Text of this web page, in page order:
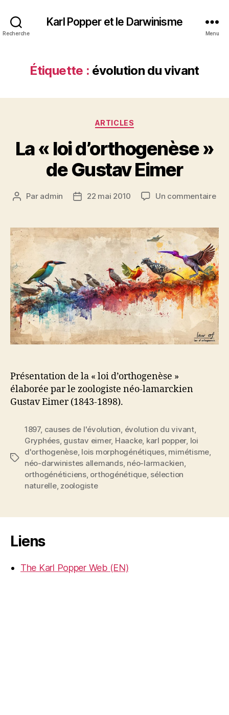
Recherche
Karl Popper et le Darwinisme
Menu
Étiquette : évolution du vivant
Catégories
ARTICLES
La « loi d’orthogenèse »
de Gustav Eimer
Auteur
Par admin
Date22 mai 2010 Un commentairesur
loi
»
de
Présentation de la « loi d’orthogenèse »
élaborée par le zoologiste néo-lamarckien
Gustav Eimer (1843-1898).
Étiquettes
1897, causes de l'évolution, évolution du vivant,
Gryphées, gustav eimer, Haacke, karl popper, loi
d'orthogenèse, lois morphogénétiques, mimétisme,
néo-darwinistes allemands, néo-larmackien,
orthogénéticiens, orthogénétique, sélection
naturelle, zoologiste
Liens
The Karl Popper Web (EN)